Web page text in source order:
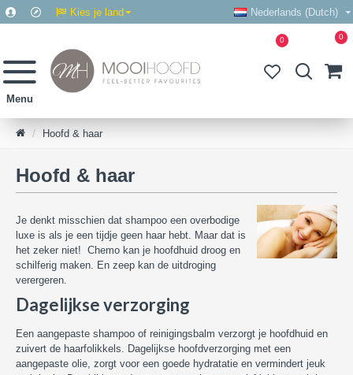
Kies je land Nederlands (Dutch)
0 0
Hoofd & haar
Hoofd & haar
Je denkt misschien dat shampoo een overbodige
luxe is als je een tijdje geen haar hebt. Maar dat is
het zeker niet! Chemo kan je hoofdhuid droog en
schilferig maken. En zeep kan de uitdroging
verergeren.
Dagelijkse verzorging
Een aangepaste shampoo of reinigingsbalm verzorgt je hoofdhuid en
zuivert de haarfolikkels. Dagelijkse hoofdverzorging met een
aangepaste olie, zorgt voor een goede hydratatie en vermindert jeuk